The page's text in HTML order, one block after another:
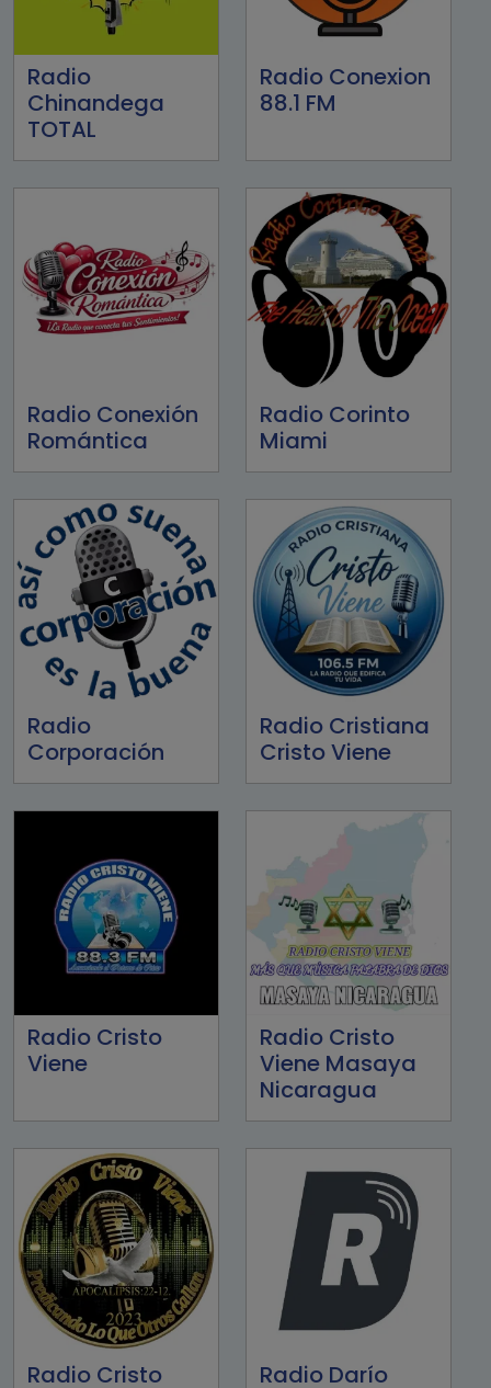
Radio
Chinandega
TOTAL
Radio Conexion
88.1 FM
Radio Conexión
Romántica
Radio Corinto
Miami
Radio
Corporación
Radio Cristiana
Cristo Viene
Radio Cristo
Viene
Radio Cristo
Viene Masaya
Nicaragua
Radio Cristo
Radio Darío